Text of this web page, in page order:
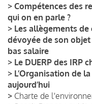
> Compétences des
qui on en parle ?
> Les allègements
dévoyée de son
bas salaire
> Le DUERP des IRP
> L’Organisation de
aujourd’hui
> Charte de